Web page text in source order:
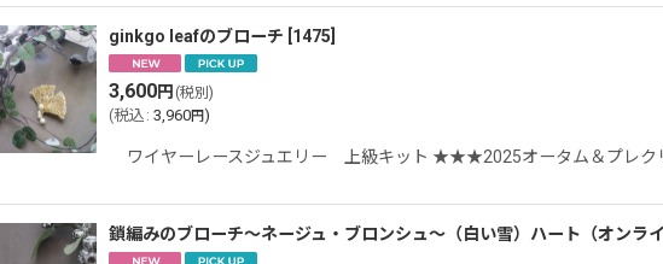
ginkgo leafのブローチ 1475
3,600円 (税別)
(税込 : 3,960円)
ワイヤーレースジュエリー 上級キット ★★★2025オータム＆プレク
鎖編みのブローチ〜ネージュ・ブロンシュ〜（白い雪）ハート（オンライ